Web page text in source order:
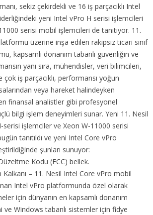
sekiz çekirdekli ve 16 iş parçacıklı Intel
yeni Intel vPro H serisi işlemcileri
serisi mobil işlemcileri de tanıtıyor. 11.
üzerine inşa edilen rakipsiz ticari sınıf
kapsamlı donanım tabanlı güvenliğin ve
yanı sıra, mühendisler, veri bilimcileri,
iş parçacıklı, performansı yoğun
veya hareket halindeyken
finansal analistler gibi profesyonel
bilgi işlem deneyimleri sunar. Yeni 11. Nesil
serisi işlemciler ve Xeon W-11000 serisi
tanıtıldı ve yeni Intel Core vPro
şunları sunuyor:
Kodu (ECC) bellek.
Kalkanı – 11. Nesil Intel Core vPro mobil
Intel vPro platformunda özel olarak
için dünyanın en kapsamlı donanım
ve Windows tabanlı sistemler için fidye